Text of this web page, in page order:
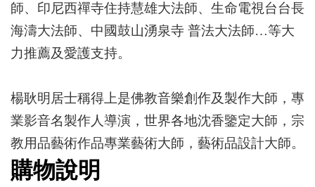
師、印尼西禪寺住持慧雄大法師、生命電視台台長
海濤大法師、中國鼓山湧泉寺 普法大法師…等大
力推薦及愛護支持。
楊耿明居士稱得上是佛教音樂創作及製作大師，專
業影音名製作人導演，世界各地沈香鑒定大師，宗
教用品藝術作品專業藝術大師，藝術品設計大師。
購物說明